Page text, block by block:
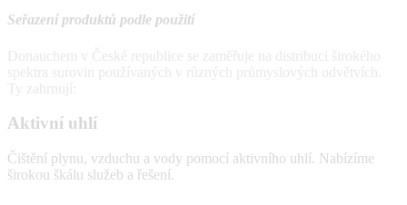
Seřazení produktů podle použití
Donauchem v České republice se zaměřuje na distribuci širokého
spektra surovin používaných v různých průmyslových odvětvích.
Ty zahrnují:
Aktivní uhlí
Čištění plynu, vzduchu a vody pomocí aktivního uhlí. Nabízíme
širokou škálu služeb a řešení.